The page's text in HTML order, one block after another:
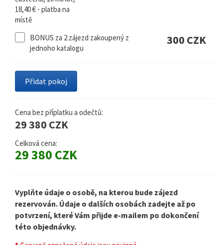
18,40 € - platba na
místě
BONUS za 2.zájezd zakoupený z
jednoho katalogu
300 CZK
Cena bez příplatku a odečtů:
29 380 CZK
Celková cena:
29 380 CZK
Vyplňte údaje o osobě, na kterou bude zájezd
rezervován. Údaje o dalších osobách zadejte až po
potvrzení, které Vám přijde e-mailem po dokončení
této objednávky.